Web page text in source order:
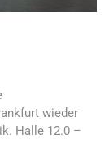
wieder
Halle 12.0 –